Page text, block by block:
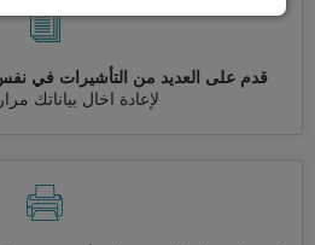
قدم على العديد من التأشيرات في
لإعادة اخال بياناتك